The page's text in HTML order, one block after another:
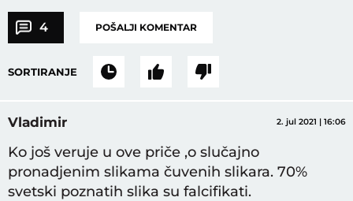
4 POŠALJI KOMENTAR
SORTIRANJE
Vladimir 2. jul 2021 | 16:06
Ko još veruje u ove priče ,o slučajno
pronadjenim slikama čuvenih slikara. 70%
svetski poznatih slika su falcifikati.